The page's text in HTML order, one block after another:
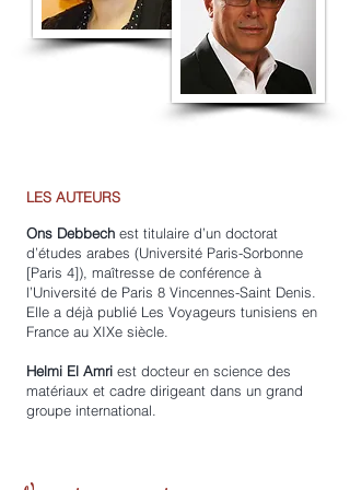
LES AUTEURS
Ons Debbech est titulaire d’un doctorat
d’études arabes (Université Paris-Sorbonne
[Paris 4]), maîtresse de conférence à
l’Université de Paris 8 Vincennes-Saint Denis.
Elle a déjà publié Les Voyageurs tunisiens en
France au XIXe siècle.
Helmi El Amri est docteur en science des
matériaux et cadre dirigeant dans un grand
groupe international.